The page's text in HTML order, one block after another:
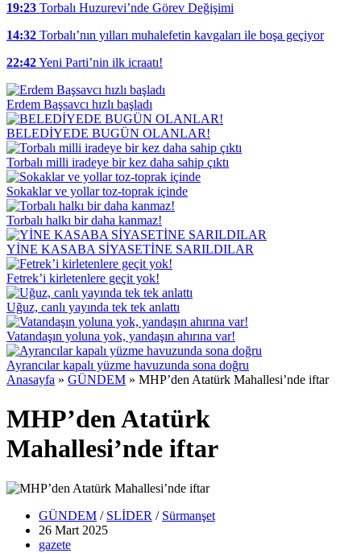
19:23 Torbalı Huzurevi’nde Görev Değişimi
14:32 Torbalı’nın yılları muhalefetin kavgaları ile boşa geçiyor
22:42Yeni Parti’nin ilk icraatı!
Erdem Başsavcı hızlı başladı
BELEDİYEDE BUGÜN OLANLAR!
Torbalı milli iradeye bir kez daha sahip çıktı
Sokaklar ve yollar toz-toprak içinde
Torbalı halkı bir daha kanmaz!
YİNE KASABA SİYASETİNE SARILDILAR
Fetrek’i kirletenlere geçit yok!
Uğuz, canlı yayında tek tek anlattı
Vatandaşın yoluna yok, yandaşın ahırına var!
Ayrancılar kapalı yüzme havuzunda sona doğru
Anasayfa » GÜNDEM » MHP’den Atatürk Mahallesi’nde iftar
MHP’den Atatürk
Mahallesi’nde iftar
GÜNDEM / SLİDER / Sürmanşet
26 Mart 2025
gazete